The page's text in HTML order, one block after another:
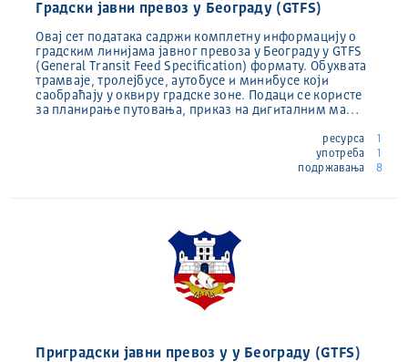
Градски јавни превоз у Београду (GTFS)
Овај сет података садржи комплетну информацију о
градским линијама јавног превоза у Београду у GTFS
(General Transit Feed Specification) формату. Обухвата
трамваје, тролејбусе, аутобусе и минибусе који
саобраћају у оквиру градске зоне. Подаци се користе
за планирање путовања, приказ на дигиталним ма…
ресурса
1
употреба
1
подржавања
8
Приградски јавни превоз у у Београду (GTFS)